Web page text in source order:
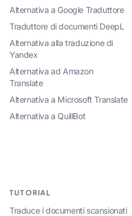
Alternativa a Google Traduttore
Traduttore di documenti DeepL
Alternativa alla traduzione di
Yandex
Alternativa ad Amazon
Translate
Alternativa a Microsoft Translate
Alternativa a QuillBot
TUTORIAL
Traduce i documenti scansionati